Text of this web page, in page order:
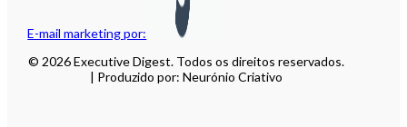
E-mail marketing por:
© 2026 Executive Digest. Todos os direitos reservados.
| Produzido por: Neurónio Criativo